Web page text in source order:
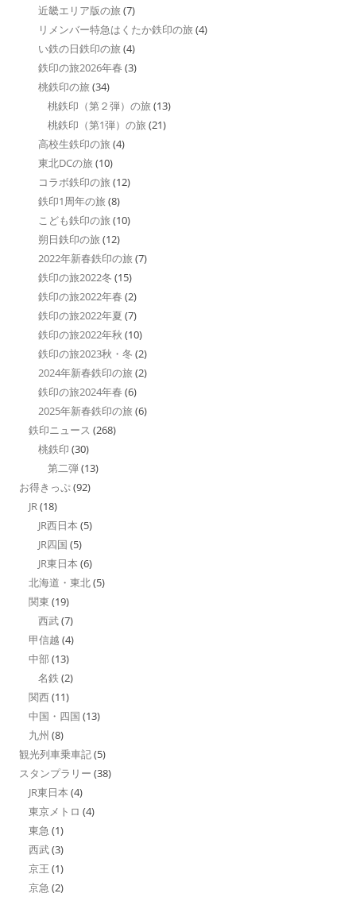
近畿エリア版の旅 (7)
リメンバー特急はくたか鉄印の旅 (4)
い鉄の日鉄印の旅 (4)
鉄印の旅2026年春 (3)
桃鉄印の旅 (34)
桃鉄印（第２弾）の旅 (13)
桃鉄印（第1弾）の旅 (21)
高校生鉄印の旅 (4)
東北DCの旅 (10)
コラボ鉄印の旅 (12)
鉄印1周年の旅 (8)
こども鉄印の旅 (10)
朔日鉄印の旅 (12)
2022年新春鉄印の旅 (7)
鉄印の旅2022冬 (15)
鉄印の旅2022年春 (2)
鉄印の旅2022年夏 (7)
鉄印の旅2022年秋 (10)
鉄印の旅2023秋・冬 (2)
2024年新春鉄印の旅 (2)
鉄印の旅2024年春 (6)
2025年新春鉄印の旅 (6)
鉄印ニュース (268)
桃鉄印 (30)
第二弾(13)
お得きっぷ(92)
JR(18)
JR西日本 (5)
JR四国 (5)
JR東日本 (6)
北海道・東北(5)
関東 (19)
西武(7)
甲信越 (4)
中部 (13)
名鉄 (2)
関西(11)
中国・四国 (13)
九州 (8)
観光列車乗車記(5)
スタンプラリー (38)
JR東日本 (4)
東京メトロ (4)
東急 (1)
西武(3)
京王 (1)
京急 (2)